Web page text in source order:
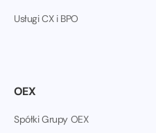
Usługi CX i BPO
OEX
Spółki Grupy OEX